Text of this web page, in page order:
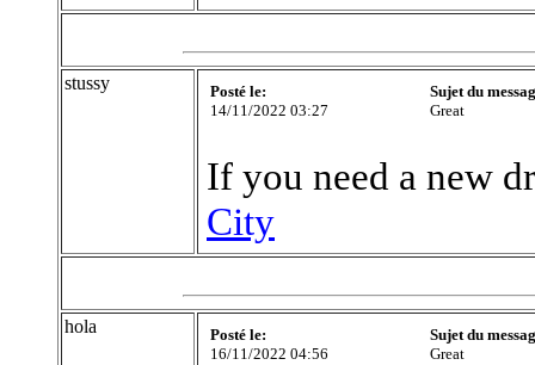
stussy
Posté le:
14/11/2022 03:27
Sujet du
Great
If you need a new
City
hola
Posté le:
16/11/2022 04:56
Sujet du
Great